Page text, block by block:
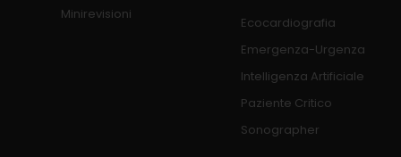
Minirevisioni
Ecocardiografia
Emergenza-Urgenza
Intelligenza Artificiale
Paziente Critico
Sonographer